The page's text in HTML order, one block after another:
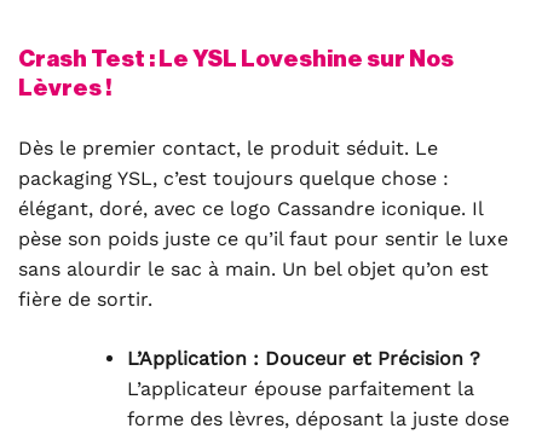
Crash Test : Le YSL Loveshine sur Nos
Lèvres !
Dès le premier contact, le produit séduit. Le
packaging YSL, c’est toujours quelque chose :
élégant, doré, avec ce logo Cassandre iconique. Il
pèse son poids juste ce qu’il faut pour sentir le luxe
sans alourdir le sac à main. Un bel objet qu’on est
fière de sortir.
L’Application : Douceur et Précision ?
L’applicateur épouse parfaitement la
forme des lèvres, déposant la juste dose